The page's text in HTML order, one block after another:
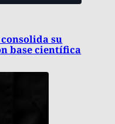
su
base científica